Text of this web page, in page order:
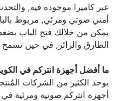
عبر كاميرا موجوده فيه,
أمني صوتي ومرئي, مربوط
يمكن من خلالك فتح الباب
الطارق والزائر, في حين تسمح
ما أفضل أجهزة انتركم في
يوجد الكثير من الشركات
أجهزة انتركم صوتية ومرئية